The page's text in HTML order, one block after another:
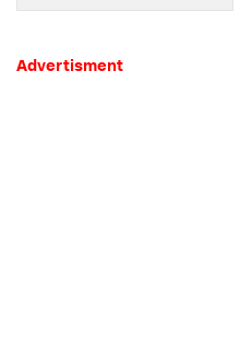
Advertisment